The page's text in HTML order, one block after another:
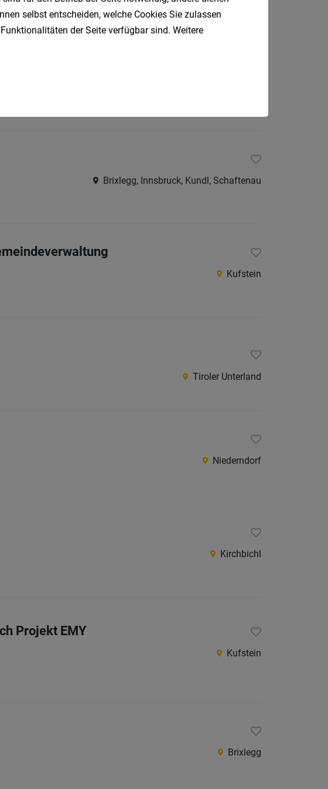
Brixlegg, Innsbruck, Kundl, Schaftenau
Kufstein
Tiroler Unterland
Niederndorf
Kirchbichl
Projekt EMY
Kufstein
Brixlegg
selbst entscheiden, welche Cookies Sie zulassen
der Seite verfügbar sind. Weitere